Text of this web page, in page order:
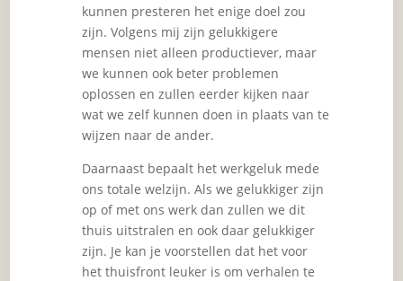
kunnen presteren het enige doel zou
zijn. Volgens mij zijn gelukkigere
mensen niet alleen productiever, maar
we kunnen ook beter problemen
oplossen en zullen eerder kijken naar
wat we zelf kunnen doen in plaats van te
wijzen naar de ander.
Daarnaast bepaalt het werkgeluk mede
ons totale welzijn. Als we gelukkiger zijn
op of met ons werk dan zullen we dit
thuis uitstralen en ook daar gelukkiger
zijn. Je kan je voorstellen dat het voor
het thuisfront leuker is om verhalen te